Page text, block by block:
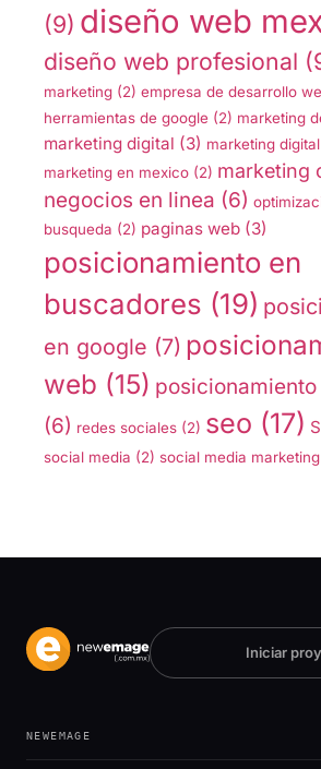
(9) diseño web
diseño web profesional
marketing (2) empresa de desarrollo
herramientas de google (2) marketing
marketing digital (3) marketing
marketing en mexico (2) marketing
negocios en linea (6)
busqueda (2) paginas web (3)
posicionamiento en
buscadores (19)
en google (7)
web (15)
(6) redes sociales (2) seo (17)
social media (2) social media marketing
Iniciar
NEWEMAGE